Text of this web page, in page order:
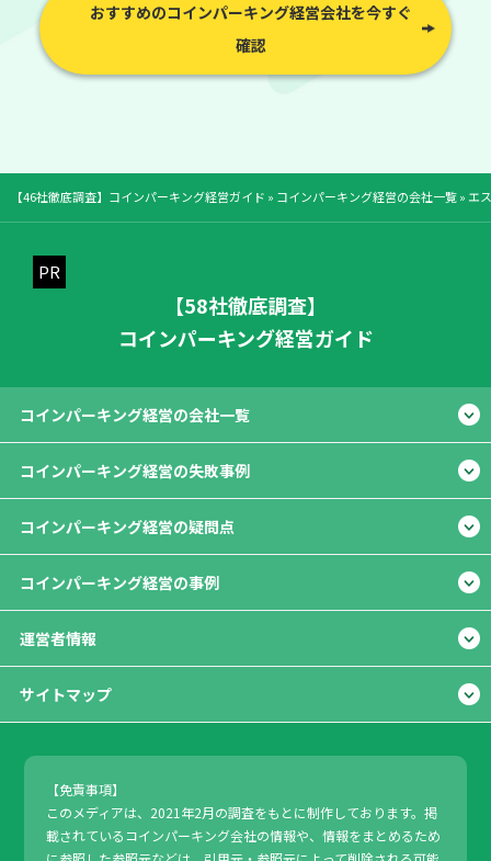
おすすめのコインパーキング経営会社を今すぐ
確認
【46社徹底調査】コインパーキング経営ガイド » コインパーキング経営の会社一覧» エ
【58社徹底調査】
コインパーキング経営ガイド
コインパーキング経営の会社一覧
コインパーキング経営の失敗事例
コインパーキング経営の疑問点
コインパーキング経営の事例
運営者情報
サイトマップ
【免責事項】
このメディアは、2021年2月の調査をもとに制作しております。掲
載されているコインパーキング会社の情報や、情報をまとめるため